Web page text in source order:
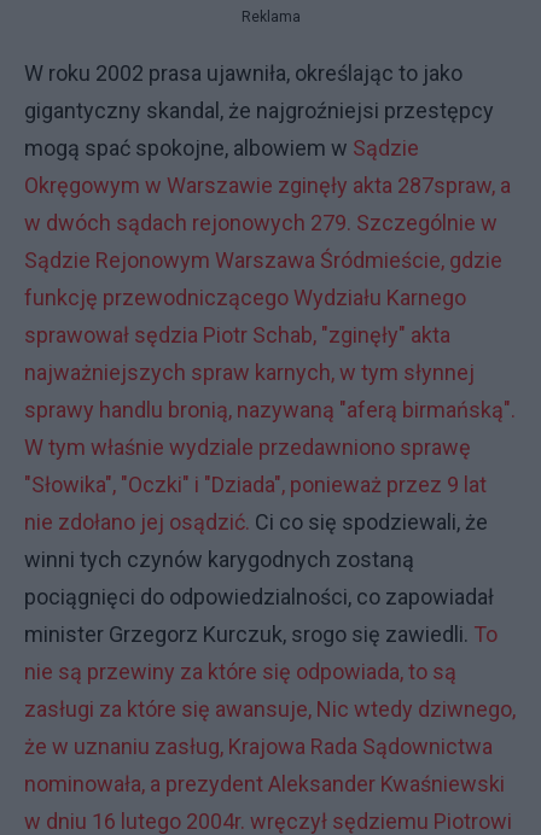
Reklama
W roku 2002 prasa ujawniła, określając to jako
gigantyczny skandal, że najgroźniejsi przestępcy
mogą spać spokojne, albowiem w Sądzie
Okręgowym w Warszawie zginęły akta 287spraw, a
w dwóch sądach rejonowych 279. Szczególnie w
Sądzie Rejonowym Warszawa Śródmieście, gdzie
funkcję przewodniczącego Wydziału Karnego
sprawował sędzia Piotr Schab, "zginęły" akta
najważniejszych spraw karnych, w tym słynnej
sprawy handlu bronią, nazywaną "aferą birmańską".
W tym właśnie wydziale przedawniono sprawę
"Słowika", "Oczki" i "Dziada", ponieważ przez 9 lat
nie zdołano jej osądzić. Ci co się spodziewali, że
winni tych czynów karygodnych zostaną
pociągnięci do odpowiedzialności, co zapowiadał
minister Grzegorz Kurczuk, srogo się zawiedli. To
nie są przewiny za które się odpowiada, to są
zasługi za które się awansuje, Nic wtedy dziwnego,
że w uznaniu zasług, Krajowa Rada Sądownictwa
nominowała, a prezydent Aleksander Kwaśniewski
w dniu 16 lutego 2004r. wręczył sędziemu Piotrowi